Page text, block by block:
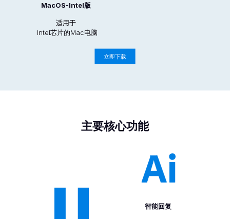
MacOS-Intel版
适用于
Intel芯片的Mac电脑
立即下载
主要核心功能
智能回复